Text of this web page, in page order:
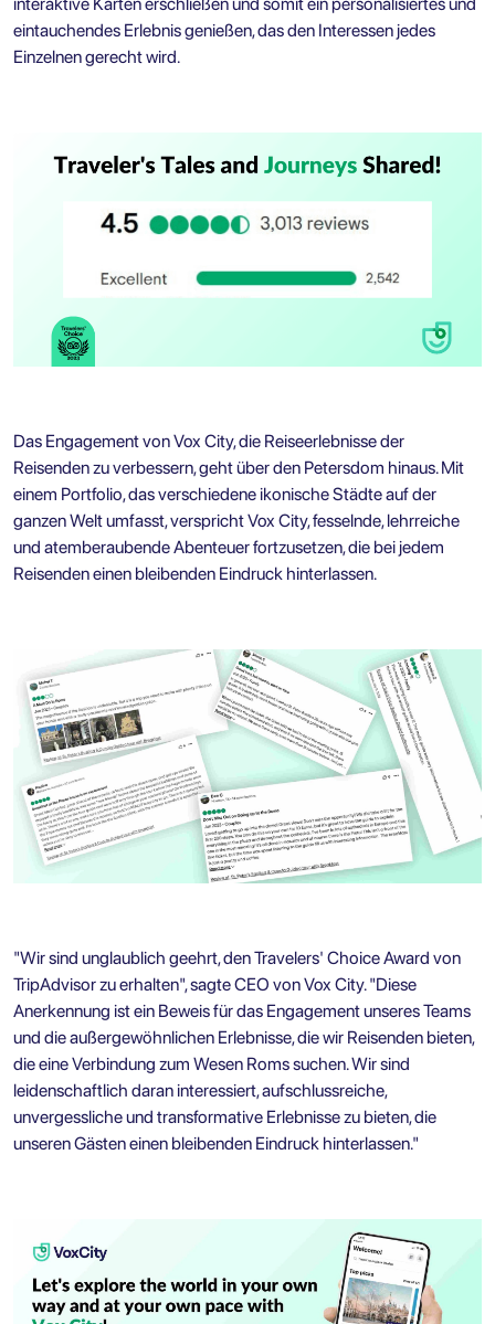
eintauchendes Erlebnis genießen, das den Interessen jedes
Einzelnen gerecht wird.
Das Engagement von Vox City, die Reiseerlebnisse der
Reisenden zu verbessern, geht über den Petersdom hinaus. Mit
einem Portfolio, das verschiedene ikonische Städte auf der
ganzen Welt umfasst, verspricht Vox City, fesselnde, lehrreiche
und atemberaubende Abenteuer fortzusetzen, die bei jedem
Reisenden einen bleibenden Eindruck hinterlassen.
"Wir sind unglaublich geehrt, den Travelers' Choice Award von
TripAdvisor zu erhalten", sagte CEO von Vox City. "Diese
Anerkennung ist ein Beweis für das Engagement unseres Teams
und die außergewöhnlichen Erlebnisse, die wir Reisenden bieten,
die eine Verbindung zum Wesen Roms suchen. Wir sind
leidenschaftlich daran interessiert, aufschlussreiche,
unvergessliche und transformative Erlebnisse zu bieten, die
unseren Gästen einen bleibenden Eindruck hinterlassen."